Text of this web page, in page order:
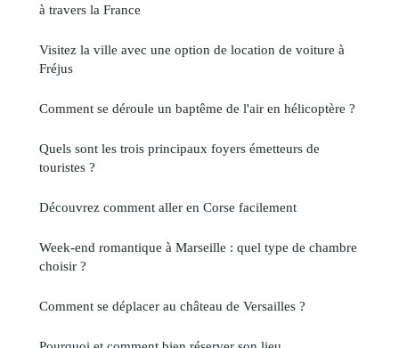
à travers la France
Visitez la ville avec une option de location de voiture à
Fréjus
Comment se déroule un baptême de l'air en hélicoptère ?
Quels sont les trois principaux foyers émetteurs de
touristes ?
Découvrez comment aller en Corse facilement
Week-end romantique à Marseille : quel type de chambre
choisir ?
Comment se déplacer au château de Versailles ?